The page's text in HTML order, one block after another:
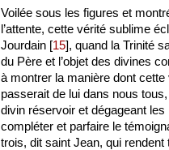
Voilée sous les figures et
l’attente, cette vérité sublime
Jourdain [15], quand la Trinité
du Père et l’objet des divines
à montrer la manière dont
passerait de lui dans nous
divin réservoir et dégageant
compléter et parfaire le
trois, dit saint Jean, qui